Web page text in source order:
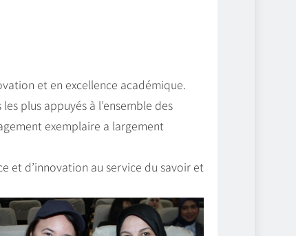
et en excellence académique.
plus appuyés à l’ensemble des
exemplaire a largement
et d’innovation au service du savoir et